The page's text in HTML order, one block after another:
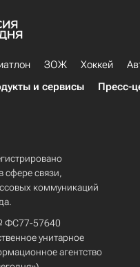
ЗОЖ Хоккей
и сервисы Пресс-
сфере связи,
коммуникаций
ФС77-57640
унитарное
агентство